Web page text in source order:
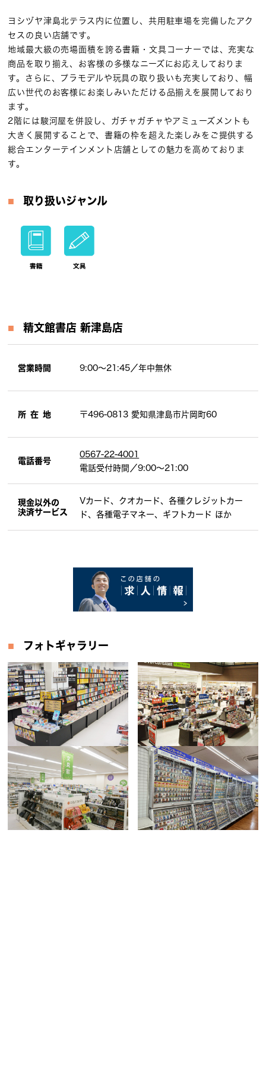
ヨシヅヤ津島北テラス内に位置し、共用駐車場を完備したアク
セスの良い店舗です。
地域最大級の売場面積を誇る書籍・文具コーナーでは、充実な
商品を取り揃え、お客様の多様なニーズにお応えしておりま
す。さらに、プラモデルや玩具の取り扱いも充実しており、幅
広い世代のお客様にお楽しみいただける品揃えを展開しており
ます。
2階には駿河屋を併設し、ガチャガチャやアミューズメントも
大きく展開することで、書籍の枠を超えた楽しみをご提供する
総合エンターテインメント店舗としての魅力を高めておりま
す。
取り扱いジャンル
精文館書店新津島店
営業時間 9:00〜21:45／年中無休
所在地 〒496-0813 愛知県津島市片岡町60
電話番号
0567-22-4001
電話受付時間／9:00～21:00
現金以外の
決済サービス
Vカード、クオカード、各種クレジットカー
ド、各種電子マネー、ギフトカード ほか
フォトギャラリー